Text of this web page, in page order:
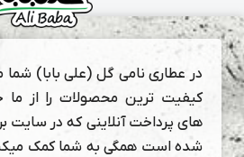
در عطاری نامی گل (علی بابا) شما
کیفیت ترین محصولات را از ما
های پرداخت آنلاینی که در سایت
شده است همگی به شما کمک میکند